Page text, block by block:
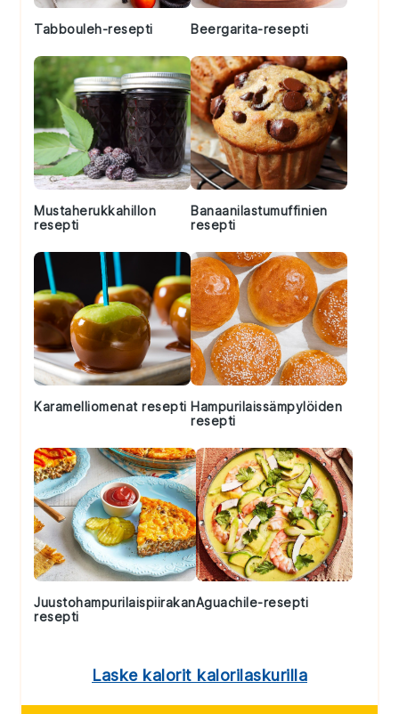
Tabbouleh-resepti Beergarita-resepti
Mustaherukkahillon
resepti
Banaanilastumuffinien
resepti
Karamelliomenat resepti Hampurilaissämpylöiden
resepti
Juustohampurilaispiirakan
resepti
Aguachile-resepti
Laske kalorit kalorilaskurilla